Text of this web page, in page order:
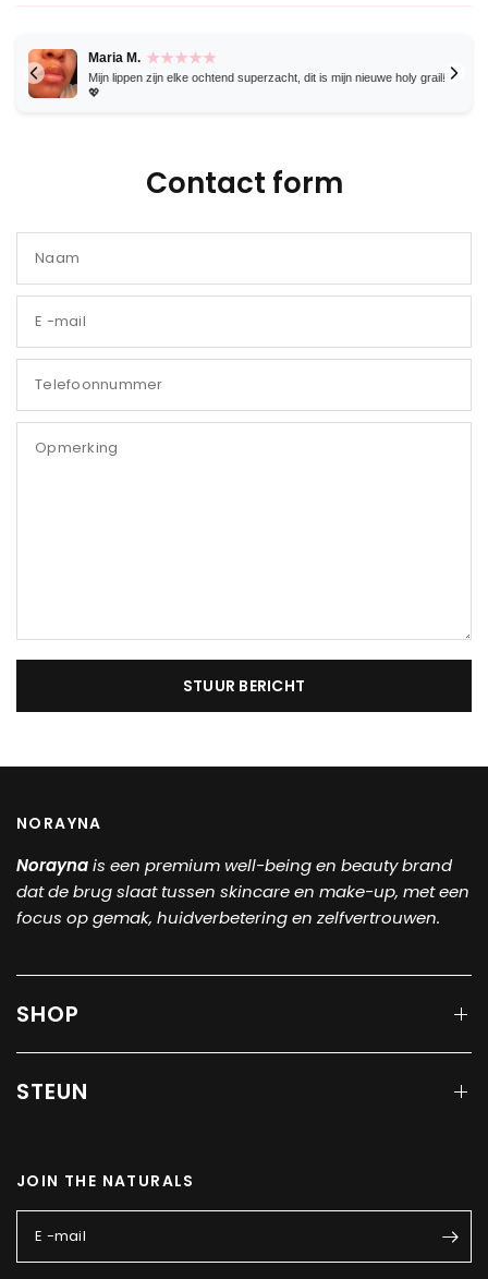
Maria M. ★★★★★
Mijn lippen zijn elke ochtend superzacht, dit is mijn nieuwe holy grail!
💖
Contact form
Naam
E -mail
Telefoonnummer
Opmerking
STUUR BERICHT
NORAYNA
Noraynais een premium well-being en beauty brand
dat de brug slaat tussen skincare en make-up, met een
focus op gemak, huidverbetering en zelfvertrouwen.
SHOP
STEUN
JOIN THE NATURALS
E -mail